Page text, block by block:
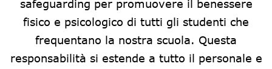
safeguarding per promuovere il benessere
fisico e psicologico di tutti gli studenti che
frequentano la nostra scuola. Questa
responsabilità si estende a tutto il personale e